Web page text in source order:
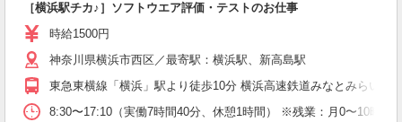
［横浜駅チカ♪］ソフトウエア評価・テストのお仕事
時給1500円
神奈川県横浜市西区／最寄駅：横浜駅、新高島駅
東急東横線「横浜」駅より徒歩10分 横浜高速鉄道みなとみらい線
8:30〜17:10（実働7時間40分、休憩1時間） ※残業：月0〜10時